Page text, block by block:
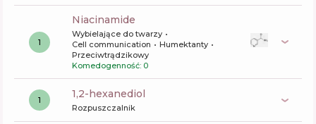
1
niacinamide
Wybielające do twarzy
Cell communication
Humektanty
Przeciwtrądzikowy
Komedogenność: 0
1 1,2-hexanediol
Rozpuszczalnik